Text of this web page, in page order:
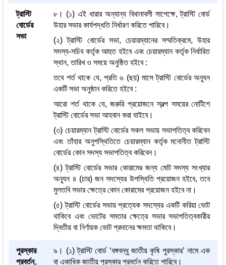
ট্রাস্টি
বোর্ডের
সভা
৮। (১) এই ধারার অন্যান্য বিধানাবলী সাপেক্ষে, ট্রাস্টি বোর্ড
উহার সভার কার্যপদ্ধতি নির্ধারণ করিতে পারিবে।
(২) ট্রাস্টি বোর্ডের সভা, চেয়ারম্যানের সম্মতিক্রমে, উহার
সদস্য-সচিব কর্তৃক আহুত হইবে এবং চেয়ারম্যান কর্তৃক নির্ধারিত
স্থান, তারিখ ও সময়ে অনুষ্ঠিত হইবে :
তবে শর্ত থাকে যে, প্রতি ৬ (ছয়) মাসে ট্রাস্টি বোর্ডের অন্যূন
একটি সভা অনুষ্ঠান করিতে হইবে :
আরো শর্ত থাকে যে, জরুরি প্রয়োজনে স্বল্প সময়ের নোটিশে
ট্রাস্টি বোর্ডের সভা আহবান করা যাইবে।
(৩) চেয়ারম্যান ট্রাস্টি বোর্ডের সকল সভায় সভাপতিত্ব করিবেন
এবং তাঁহার অনুপস্থিতিতে চেয়ারম্যান কর্তৃক মনোনীত ট্রাস্টি
বোর্ডের কোন সদস্য সভাপতিত্ব করিবেন।
(৪) ট্রাস্টি বোর্ডের সভার কোরামের জন্য মোট সদস্য সংখ্যার
অন্যূন ৪ (চার) জন সদস্যের উপস্থিতি প্রয়োজন হইবে, তবে
মুলতবি সভার ক্ষেত্রে কোন কোরামের প্রয়োজন হইবে না।
(৫) ট্রাস্টি বোর্ডের সভায় প্রত্যেক সদস্যের একটি করিয়া ভোট
থাকিবে এবং ভোটের সমতার ক্ষেত্রে সভার সভাপতিত্বকারীর
দ্বিতীয় বা নির্ণায়ক ভোট প্রদানের ক্ষমতা থাকিবে।
পুরস্কার
প্রবর্তন,
৯। (১) ট্রাস্টি বোর্ড ‘বঙ্গবন্ধু জাতীয় কৃষি পুরস্কার’ নামে এক
বা একাধিক জাতীয় পুরস্কার প্রবর্তন করিতে পারিবে।